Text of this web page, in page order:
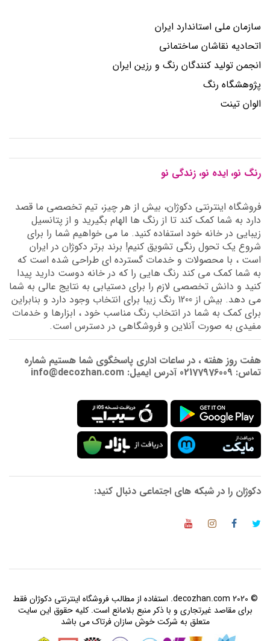
سازمان ملی استاندارد ایران
اتحادیه نقاشان ساختمانی
انجمن توليد كنندگان رنگ و رزين ايران
پژوهشگاه رنگ
الوان تینت
رنگ نو، ایده نو، زندگی نو
فروشگاه اینترنتی دکوژان، بیش از هر چیز، تیم تخصصی ما قصد
دارد به شما کمک کند تا از رنگ ها الهام بگیرید و از پتانسیل
زیبایی در خانه خود استفاده کنید. ما می خواهیم شما را برای
شروع یک تحول رنگی تشویق کنیم! برند برتر دکوژان در ایران
است ، با محصولات و خدمات گسترده ای طراحی شده است که
به شما کمک می کند رنگ هایی را که در خانه دوست دارید پیدا
کنید و دانش تخصصی لازم را برای دستیابی به نتایج عالی به شما
می دهد. بیش از 1200 رنگ زیبا برای انتخاب وجود دارد و بنابراین
برای کمک به شما در انتخاب رنگ مناسب خود ، ابزارها و خدمات
مفیدی به صورت آنلاین و فروشگاهی در دسترس است.
هفت روز هفته ، در ساعات اداری پاسخگوی شما هستیم شماره
تماس: 02177976009 آدرس ایمیل: info@decozhan.com
دکوژان را در شبکه های اجتماعی دنبال کنید:
© 2020 decozhan.com. استفاده از مطالب فروشگاه اینترنتی دکوژان فقط
برای مقاصد غیرتجاری و با ذکر منبع بلامانع است. کلیه حقوق این سایت
متعلق به شرکت خوش سازان فرتاک می باشد